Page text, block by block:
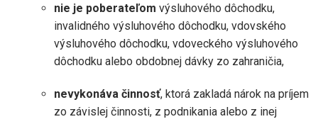
nie je poberateľom výsluhového dôchodku,
invalidného výsluhového dôchodku, vdovského
výsluhového dôchodku, vdoveckého výsluhového
dôchodku alebo obdobnej dávky zo zahraničia,
nevykonáva činnosť, ktorá zakladá nárok na príjem
zo závislej činnosti, z podnikania alebo z inej